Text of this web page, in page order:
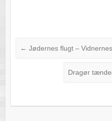
← Jødernes flugt –
Dragør